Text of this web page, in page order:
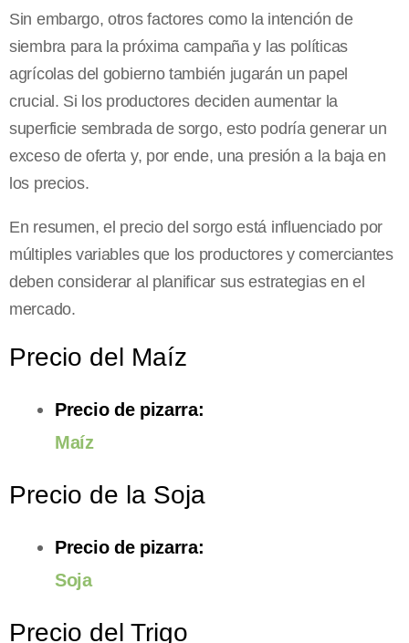
Sin embargo, otros factores como la intención de
siembra para la próxima campaña y las políticas
agrícolas del gobierno también jugarán un papel
crucial. Si los productores deciden aumentar la
superficie sembrada de sorgo, esto podría generar un
exceso de oferta y, por ende, una presión a la baja en
los precios.
En resumen, el precio del sorgo está influenciado por
múltiples variables que los productores y comerciantes
deben considerar al planificar sus estrategias en el
mercado.
Precio del Maíz
Precio de pizarra:
Maíz
Precio de la Soja
Precio de pizarra:
Soja
Precio del Trigo